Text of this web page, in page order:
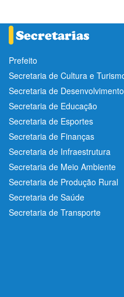
Prefeito
Secretaria de Cultura e
Secretaria de
Secretaria de Educação
Secretaria de Esportes
Secretaria de Finanças
Secretaria de Infraestrutura
Secretaria de Meio Ambiente
Secretaria de Produção Rural
Secretaria de Saúde
Secretaria de Transporte